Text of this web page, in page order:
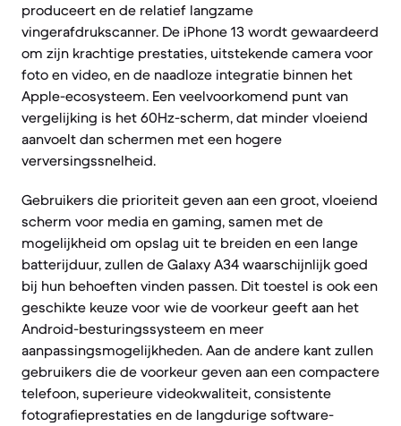
produceert en de relatief langzame
vingerafdrukscanner. De iPhone 13 wordt gewaardeerd
om zijn krachtige prestaties, uitstekende camera voor
foto en video, en de naadloze integratie binnen het
Apple-ecosysteem. Een veelvoorkomend punt van
vergelijking is het 60Hz-scherm, dat minder vloeiend
aanvoelt dan schermen met een hogere
verversingssnelheid.
Gebruikers die prioriteit geven aan een groot, vloeiend
scherm voor media en gaming, samen met de
mogelijkheid om opslag uit te breiden en een lange
batterijduur, zullen de Galaxy A34 waarschijnlijk goed
bij hun behoeften vinden passen. Dit toestel is ook een
geschikte keuze voor wie de voorkeur geeft aan het
Android-besturingssysteem en meer
aanpassingsmogelijkheden. Aan de andere kant zullen
gebruikers die de voorkeur geven aan een compactere
telefoon, superieure videokwaliteit, consistente
fotografieprestaties en de langdurige software-